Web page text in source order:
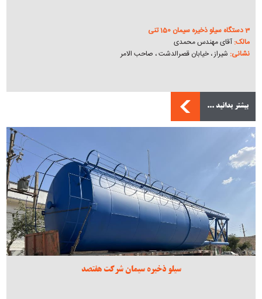
3 دستگاه سیلو ذخیره سیمان 150 تنی
مالک:آقای مهندس محمدی
نشانی: شیراز ، خیابان قصرالدشت ، صاحب الامر
بیشتر بدانید ...
سیلو ذخیره سیمان شرکت هفتصد